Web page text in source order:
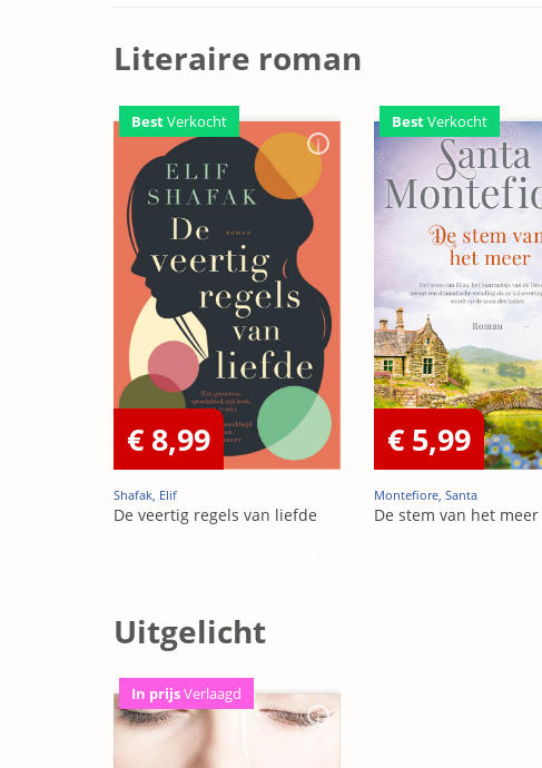
Literaire roman
BestVerkocht
€ 8,99
Shafak, Elif
De veertig regels van liefde
BestVerkocht
€ 5,99
Montefiore, Santa
De stem van het meer
Uitgelicht
In prijsVerlaagd